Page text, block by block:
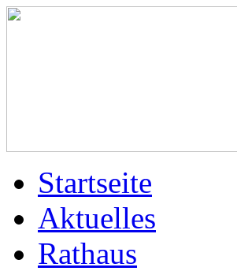
Startseite
Aktuelles
Rathaus